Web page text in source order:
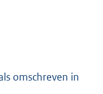
omschreven in